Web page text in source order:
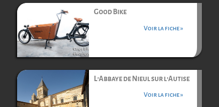
Good Bike
Voir la fiche »
L’Abbaye de Nieul sur l’Autise
Voir la fiche »